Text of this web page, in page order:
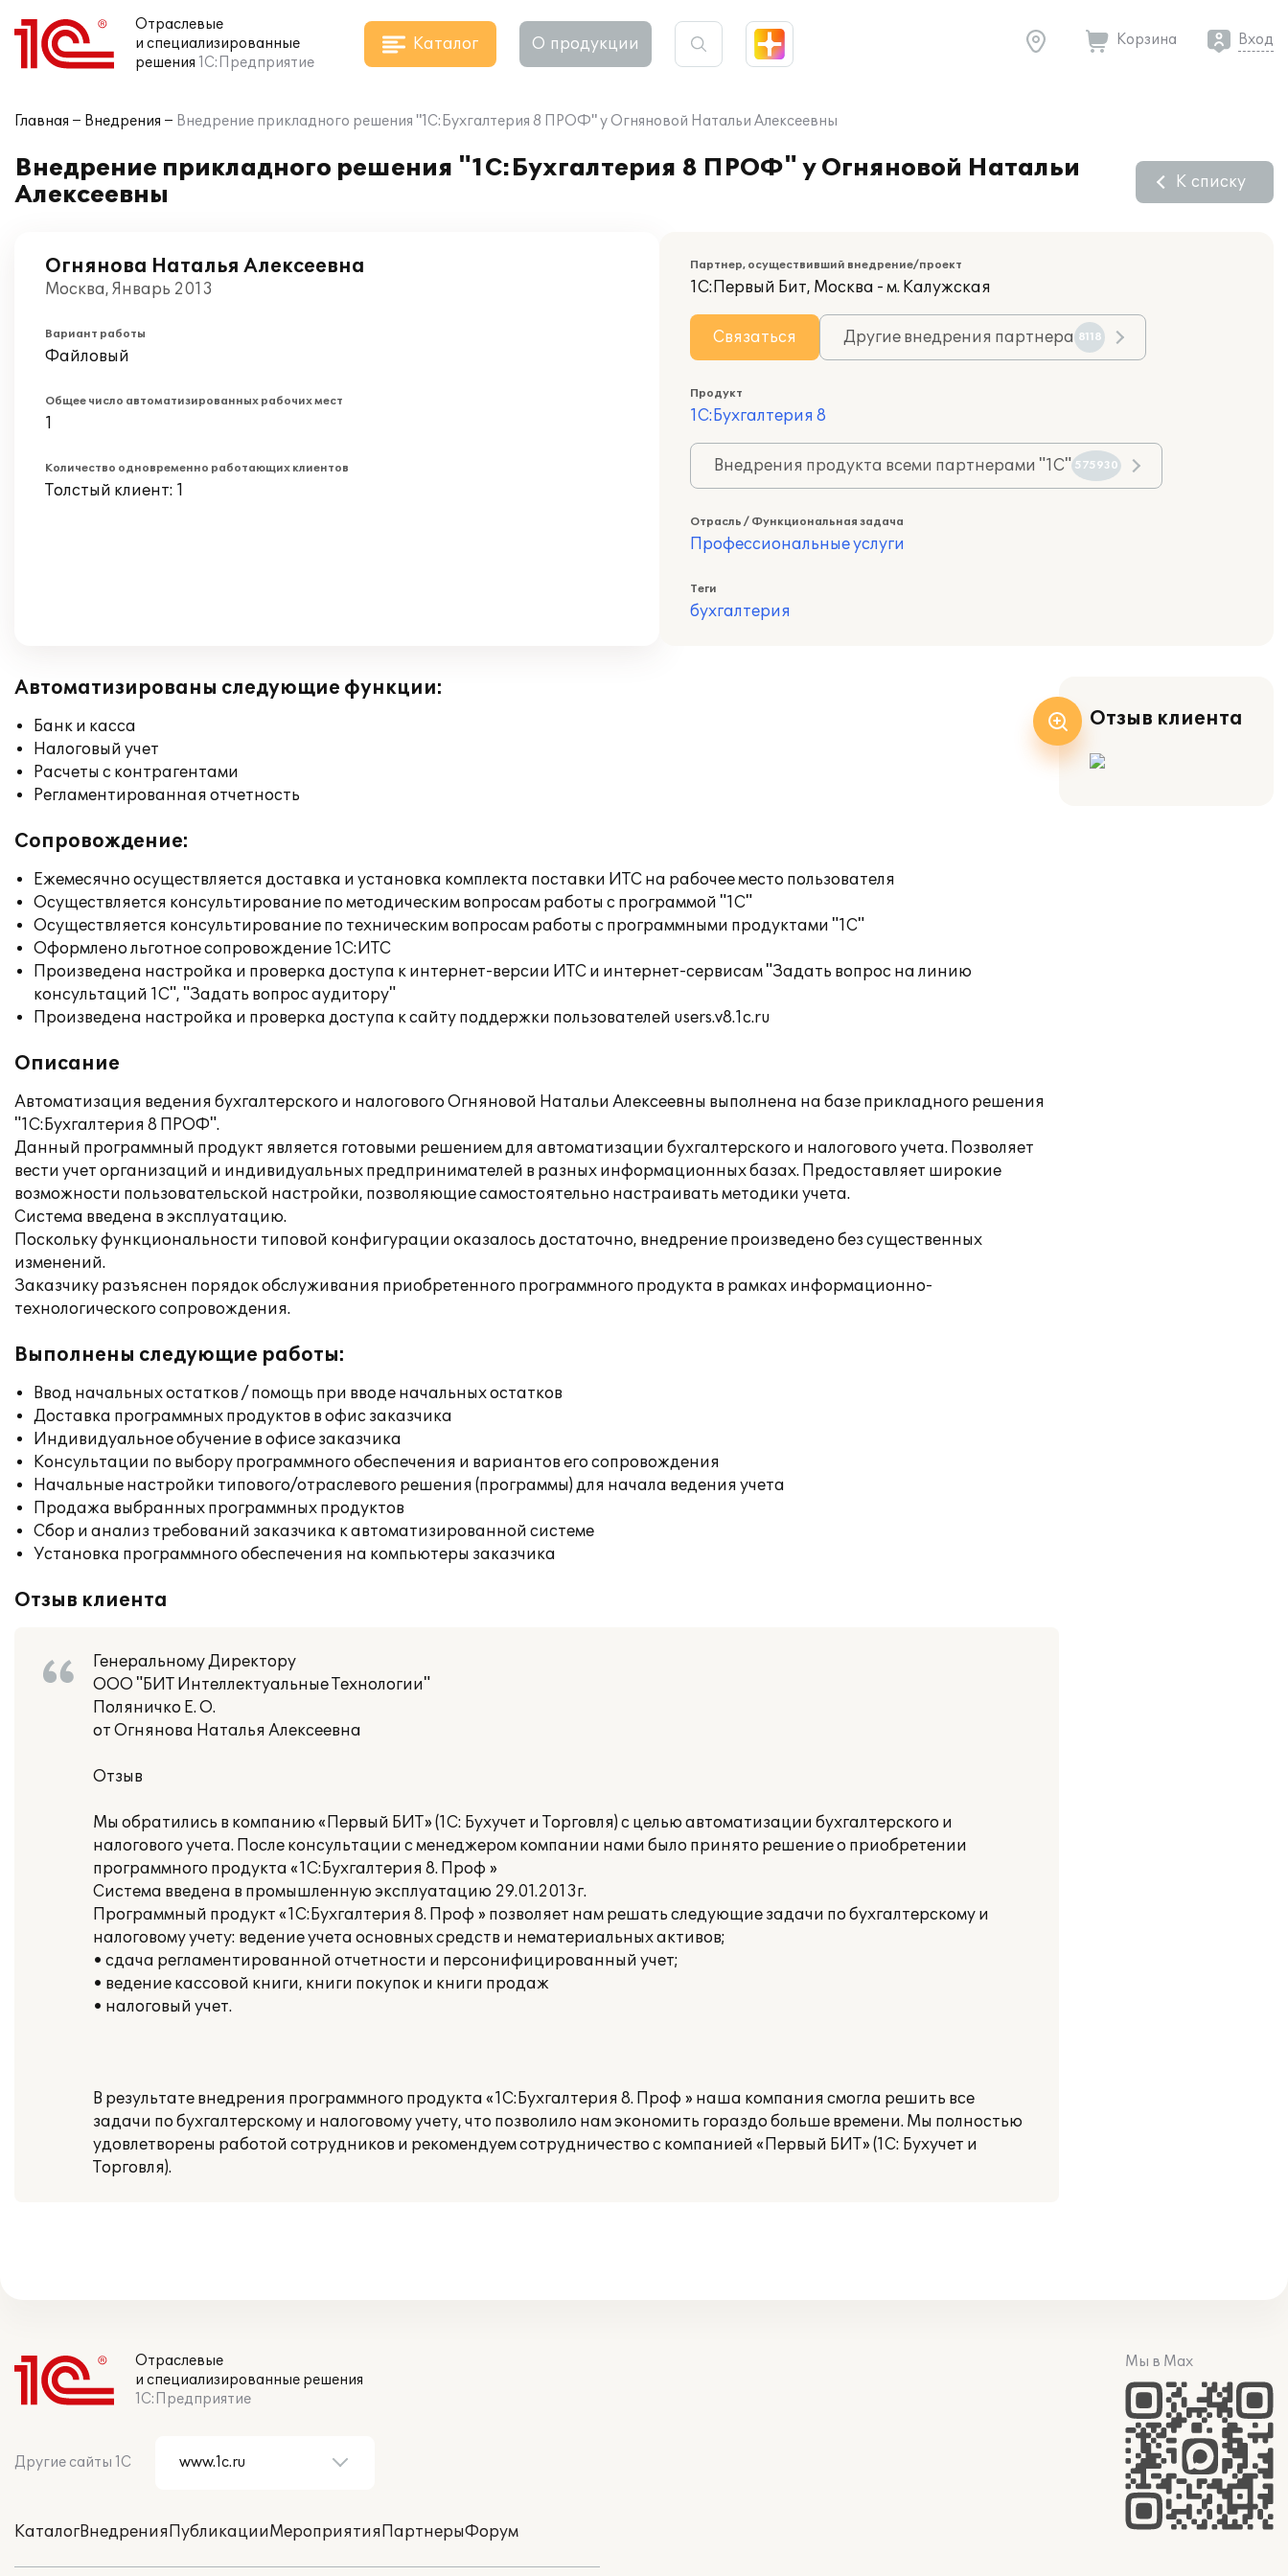
Отраслевые
и специализированные
решения 1С:Предприятие
Каталог О продукции Корзина Вход
Главная Внедрения Внедрение прикладного решения "1С:Бухгалтерия 8 ПРОФ" у Огняновой Натальи Алексеевны
Внедрение прикладного решения "1С:Бухгалтерия 8 ПРОФ" у Огняновой Натальи
Алексеевны
К списку
Огнянова Наталья Алексеевна
Москва, Январь 2013
Вариант работы
Файловый
Общее число автоматизированных рабочих мест
1
Количество одновременно работающих клиентов
Толстый клиент: 1
Партнер, осуществивший внедрение/проект
1С:Первый Бит, Москва - м. Калужская
Связаться Другие внедрения партнера 8118
Продукт
1С:Бухгалтерия 8
Внедрения продукта всеми партнерами "1С" 575930
Отрасль / Функциональная задача
Профессиональные услуги
Теги
бухгалтерия
Автоматизированы следующие функции:
Банк и касса
Налоговый учет
Расчеты с контрагентами
Регламентированная отчетность
Сопровождение:
Ежемесячно осуществляется доставка и установка комплекта поставки ИТС на рабочее место пользователя
Осуществляется консультирование по методическим вопросам работы с программой "1С"
Осуществляется консультирование по техническим вопросам работы с программными продуктами "1С"
Оформлено льготное сопровождение 1С:ИТС
Произведена настройка и проверка доступа к интернет-версии ИТС и интернет-сервисам "Задать вопрос на линию
консультаций 1С", "Задать вопрос аудитору"
Произведена настройка и проверка доступа к сайту поддержки пользователей users.v8.1c.ru
Описание
Автоматизация ведения бухгалтерского и налогового Огняновой Натальи Алексеевны выполнена на базе прикладного решения
"1С:Бухгалтерия 8 ПРОФ".
Данный программный продукт является готовыми решением для автоматизации бухгалтерского и налогового учета. Позволяет
вести учет организаций и индивидуальных предпринимателей в разных информационных базах. Предоставляет широкие
возможности пользовательской настройки, позволяющие самостоятельно настраивать методики учета.
Система введена в эксплуатацию.
Поскольку функциональности типовой конфигурации оказалось достаточно, внедрение произведено без существенных
изменений.
Заказчику разъяснен порядок обслуживания приобретенного программного продукта в рамках информационно-
технологического сопровождения.
Выполнены следующие работы:
Ввод начальных остатков / помощь при вводе начальных остатков
Доставка программных продуктов в офис заказчика
Индивидуальное обучение в офисе заказчика
Консультации по выбору программного обеспечения и вариантов его сопровождения
Начальные настройки типового/отраслевого решения (программы) для начала ведения учета
Продажа выбранных программных продуктов
Сбор и анализ требований заказчика к автоматизированной системе
Установка программного обеспечения на компьютеры заказчика
Отзыв клиента
Генеральному Директору
ООО "БИТ Интеллектуальные Технологии"
Поляничко Е. О.
от Огнянова Наталья Алексеевна
Отзыв
Мы обратились в компанию «Первый БИТ» (1С: Бухучет и Торговля) с целью автоматизации бухгалтерского и
налогового учета. После консультации с менеджером компании нами было принято решение о приобретении
программного продукта «1С:Бухгалтерия 8. Проф »
Система введена в промышленную эксплуатацию 29.01.2013г.
Программный продукт «1С:Бухгалтерия 8. Проф » позволяет нам решать следующие задачи по бухгалтерскому и
налоговому учету: ведение учета основных средств и нематериальных активов;
• сдача регламентированной отчетности и персонифицированный учет;
• ведение кассовой книги, книги покупок и книги продаж
• налоговый учет.
В результате внедрения программного продукта «1С:Бухгалтерия 8. Проф » наша компания смогла решить все
задачи по бухгалтерскому и налоговому учету, что позволило нам экономить гораздо больше времени. Мы полностью
удовлетворены работой сотрудников и рекомендуем сотрудничество с компанией «Первый БИТ» (1С: Бухучет и
Торговля).
Отзыв клиента
Отраслевые
и специализированные решения
1С:Предприятие
Другие сайты 1С
КаталогВнедренияПубликацииМероприятияПартнерыФорум
Мы в Max